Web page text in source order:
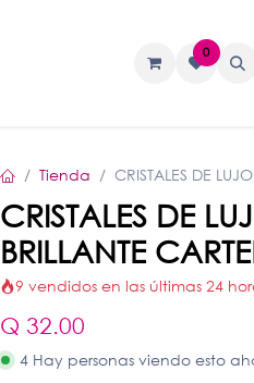
0
Tienda CRISTALES DE
CRISTALES DE
BRILLANTE
9 vendidos en las últimas 24
Q 32.00
4 Hay personas viendo esto